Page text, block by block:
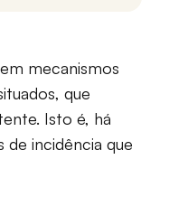
mecanismos
que
Isto é, há
incidência que